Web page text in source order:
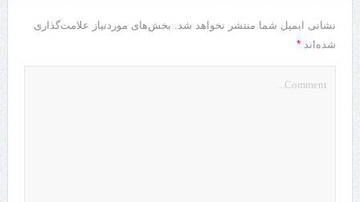
نشانی ایمیل شما منتشر نخواهد شد. بخش‌های موردنیاز علامت‌گذاری
شده‌اند *